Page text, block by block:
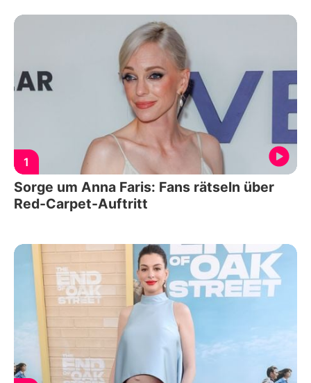
1
Sorge um Anna Faris: Fans rätseln über
Red-Carpet-Auftritt